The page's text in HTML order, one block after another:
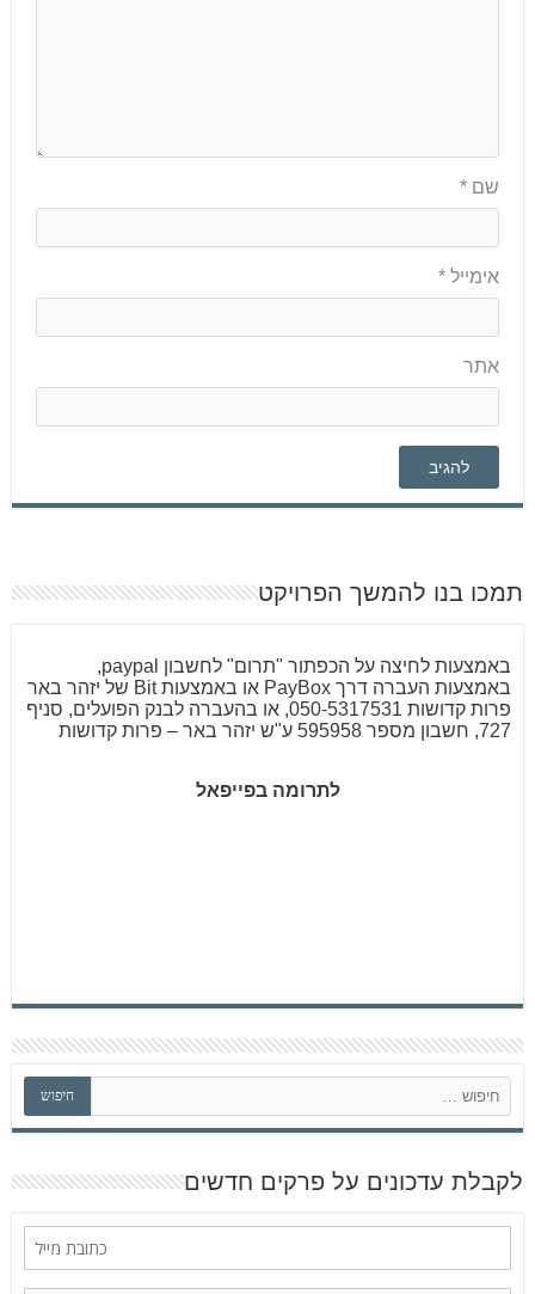
שם *
אימייל *
אתר
תמכו בנו להמשך הפרויקט
באמצעות לחיצה על הכפתור "תרום" לחשבון paypal,
באמצעות העברה דרך PayBox או באמצעות Bit של יזהר באר
פרות קדושות 050-5317531, או בהעברה לבנק הפועלים, סניף
727, חשבון מספר 595958 ע"ש יזהר באר – פרות קדושות
לתרומה בפייפאל
פ
ש
חיפוש
לקבלת עדכונים על פרקים חדשים